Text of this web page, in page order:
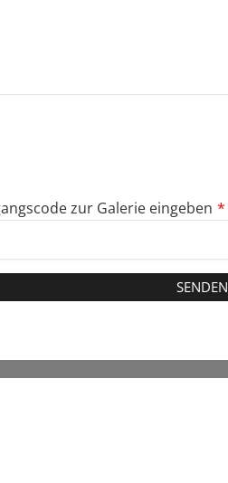
zur Galerie eingeben *
SENDEN